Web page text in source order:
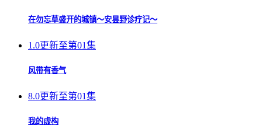
在勿忘草盛开的城镇～安昙野诊疗记～
1.0更新至第01集
风带有香气
8.0更新至第01集
我的虚构